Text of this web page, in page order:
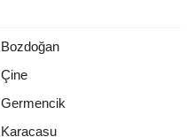
Bozdoğan
Çine
Germencik
Karacasu